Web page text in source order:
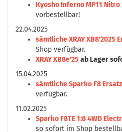
Kyosho Inferno MP11 Nitro
vorbestellbar!
22.04.2025
sämtliche XRAY XB8'2025
Shop verfügbar.
XRAY XB8e'25 ab Lager
15.04.2025
sämtliche Sparko F8
verfügbar.
11.02.2025
Sparko F8TE 1:8 4WD
so sofort im Shop